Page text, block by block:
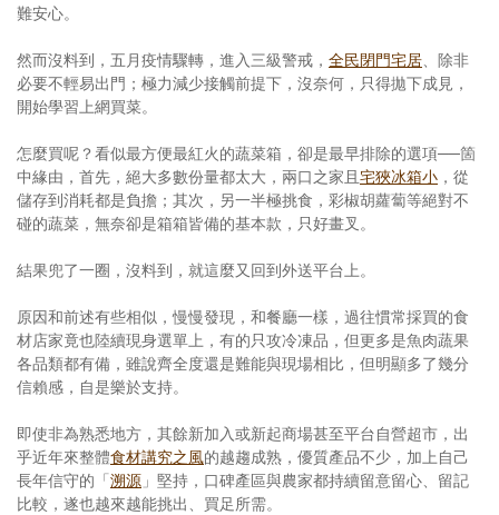
難安心。
然而沒料到，五月疫情驟轉，進入三級警戒， 全民閉門宅居、除非
必要不輕易出門；極力減少接觸前提下，沒奈何，只得拋下成見，
開始學習上網買菜。
怎麼買呢？看似最方便最紅火的蔬菜箱，卻是最早排除的選項──箇
中緣由，首先，絕大多數份量都太大，兩口之家且宅狹冰箱小 ，從
儲存到消耗都是負擔；其次，另一半極挑食，彩椒胡蘿蔔等絕對不
碰的蔬菜，無奈卻是箱箱皆備的基本款，只好畫叉。
結果兜了一圈，沒料到，就這麼又回到外送平台上。
原因和前述有些相似，慢慢發現，和餐廳一樣，過往慣常採買的食
材店家竟也陸續現身選單上，有的只攻冷凍品，但更多是魚肉蔬果
各品類都有備，雖說齊全度還是難能與現場相比，但明顯多了幾分
信賴感，自是樂於支持。
即使非為熟悉地方，其餘新加入或新起商場甚至平台自營超市，出
乎近年來整體食材講究之風的越趨成熟，優質產品不少，加上自己
長年信守的「溯源 」堅持，口碑產區與農家都持續留意留心、留記
比較，遂也越來越能挑出、買足所需。